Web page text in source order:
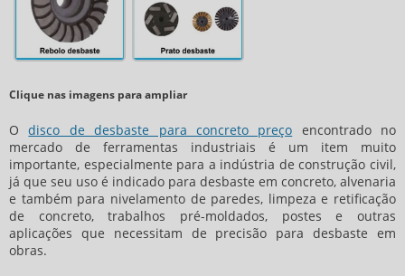
Clique nas imagens para ampliar
Odisco de desbaste para concreto preço encontrado no
mercado de ferramentas industriais é um item muito
importante, especialmente para a indústria de construção civil,
já que seu uso é indicado para desbaste em concreto, alvenaria
e também para nivelamento de paredes, limpeza e retificação
de concreto, trabalhos pré-moldados, postes e outras
aplicações que necessitam de precisão para desbaste em
obras.